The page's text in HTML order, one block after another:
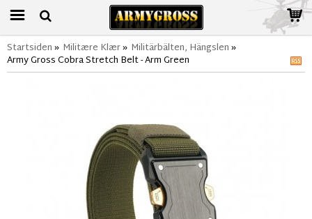
Startsiden» Militære Klær» Militärbälten, Hängslen»
Army Gross Cobra Stretch Belt - Arm Green